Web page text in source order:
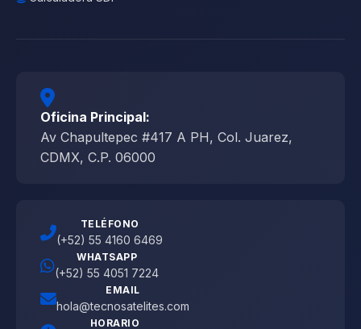
Oficina Principal:
Av Chapultepec #417 A PH, Col. Juarez,
CDMX, C.P. 06000
TELÉFONO
(+52) 55 4160 6469
WHATSAPP
(+52) 55 4051 7224
EMAIL
hola@tecnosatelites.com
HORARIO